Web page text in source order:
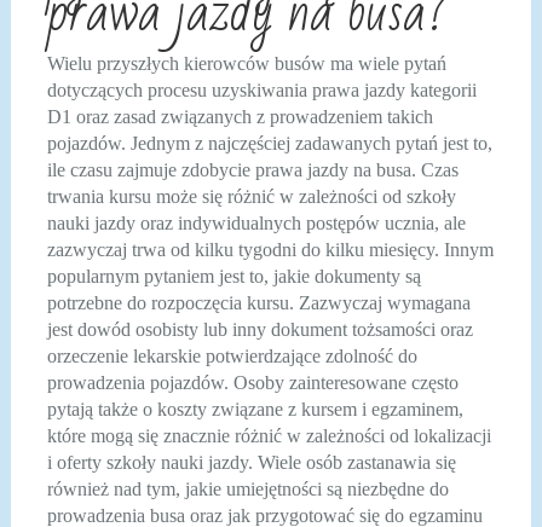
Wielu przyszłych kierowców busów ma wiele pytań
dotyczących procesu uzyskiwania prawa jazdy kategorii
D1 oraz zasad związanych z prowadzeniem takich
pojazdów. Jednym z najczęściej zadawanych pytań jest to,
ile czasu zajmuje zdobycie prawa jazdy na busa. Czas
trwania kursu może się różnić w zależności od szkoły
nauki jazdy oraz indywidualnych postępów ucznia, ale
zazwyczaj trwa od kilku tygodni do kilku miesięcy. Innym
popularnym pytaniem jest to, jakie dokumenty są
potrzebne do rozpoczęcia kursu. Zazwyczaj wymagana
jest dowód osobisty lub inny dokument tożsamości oraz
orzeczenie lekarskie potwierdzające zdolność do
prowadzenia pojazdów. Osoby zainteresowane często
pytają także o koszty związane z kursem i egzaminem,
które mogą się znacznie różnić w zależności od lokalizacji
i oferty szkoły nauki jazdy. Wiele osób zastanawia się
również nad tym, jakie umiejętności są niezbędne do
prowadzenia busa oraz jak przygotować się do egzaminu